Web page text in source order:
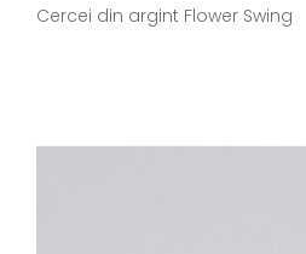
Cercei din argint Flower Swing